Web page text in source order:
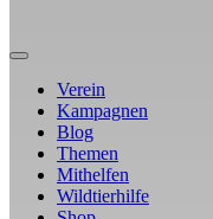
Verein
Kampagnen
Blog
Themen
Mithelfen
Wildtierhilfe